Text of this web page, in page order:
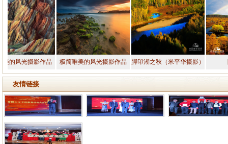
光摄影作品 极简唯美的风光摄影作品 脚印湖之秋（米平华摄影）
友情链接